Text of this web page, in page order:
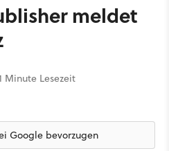
meldet
Minute Lesezeit
Google bevorzugen